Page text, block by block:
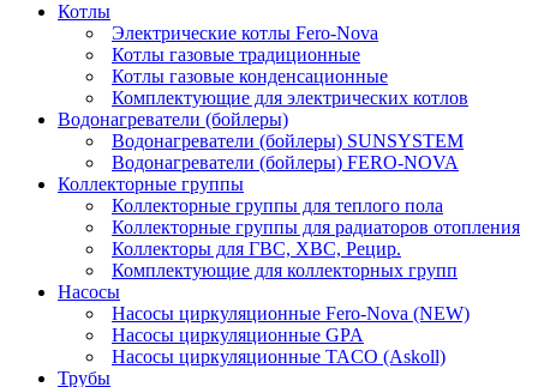
Котлы
Электрические котлы Fero-Nova
Котлы газовые традиционные
Котлы газовые конденсационные
Комплектующие для электрических котлов
Водонагреватели (бойлеры)
Водонагреватели (бойлеры) SUNSYSTEM
Водонагреватели (бойлеры) FERO-NOVA
Коллекторные группы
Коллекторные группы для теплого пола
Коллекторные группы для радиаторов отопления
Коллекторы для ГВС, ХВС, Рецир.
Комплектующие для коллекторных групп
Насосы
Насосы циркуляционные Fero-Nova (NEW)
Насосы циркуляционные GPA
Насосы циркуляционные TACO (Askoll)
Трубы